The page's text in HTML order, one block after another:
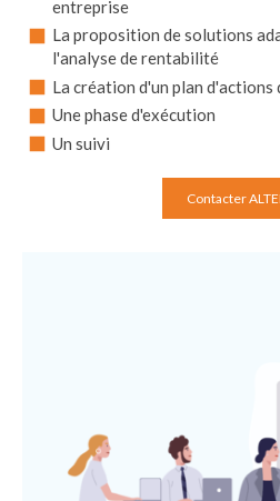
entreprise
La proposition de solutions
l'analyse de rentabilité
La création d'un plan d'actions
Une phase d'exécution
Un suivi
Contacter